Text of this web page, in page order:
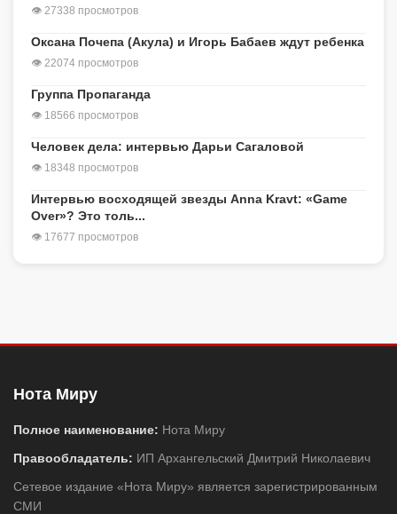
👁 27338 просмотров
Оксана Почепа (Акула) и Игорь Бабаев ждут ребенка
👁 22074 просмотров
Группа Пропаганда
👁 18566 просмотров
Человек дела: интервью Дарьи Сагаловой
👁 18348 просмотров
Интервью восходящей звезды Anna Kravt: «Game
Over»? Это толь...
👁 17677 просмотров
Нота Миру
Полное наименование: Нота Миру
Правообладатель: ИП Архангельский Дмитрий Николаевич
Сетевое издание «Нота Миру» является зарегистрированным
СМИ